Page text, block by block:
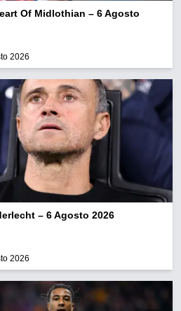
Of Midlothian – 6 Agosto
2026
– 6 Agosto 2026
2026